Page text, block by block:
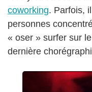
coworking. Parfois,
personnes
« oser » surfer sur
dernière